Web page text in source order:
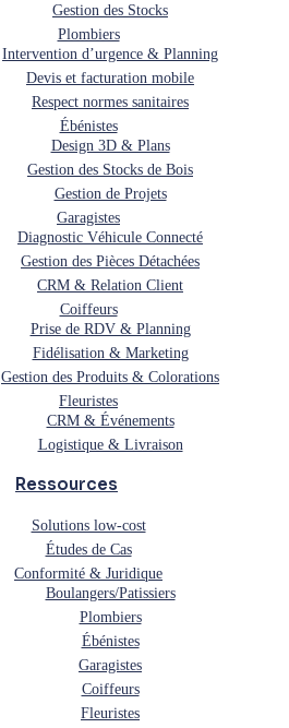
Gestion des Stocks
Plombiers
Intervention d’urgence & Planning
Devis et facturation mobile
Respect normes sanitaires
Ébénistes
Design 3D & Plans
Gestion des Stocks de Bois
Gestion de Projets
Garagistes
Diagnostic Véhicule Connecté
Gestion des Pièces Détachées
CRM & Relation Client
Coiffeurs
Prise de RDV & Planning
Fidélisation & Marketing
Gestion des Produits & Colorations
Fleuristes
CRM & Événements
Logistique & Livraison
Ressources
Solutions low-cost
Études de Cas
Conformité & Juridique
Boulangers/Patissiers
Plombiers
Ébénistes
Garagistes
Coiffeurs
Fleuristes